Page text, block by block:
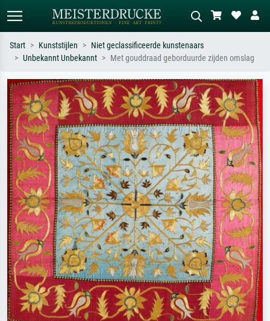
Zoek op kunstenaar, titel of stijl – bijv.
Monet, Sterrennacht, impressionisme,
Hokusai-golf, naakt.
Beschrijf de scène – bijv. groene
weide, abstract met veel rood, donker
olieverfschilderij, staand naakt naast
een boom.
Start Kunststijlen
Niet geclassificeerde kunstenaars
Unbekannt Unbekannt
Met gouddraad geborduurde zijden omslag